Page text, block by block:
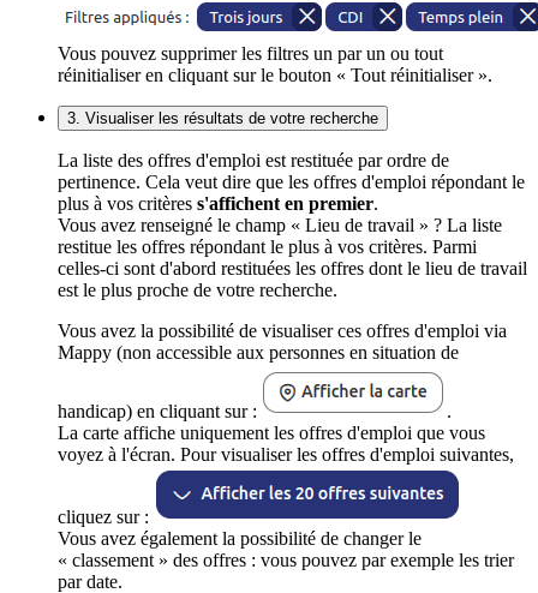
Vous pouvez supprimer les filtres un par un ou tout
réinitialiser en cliquant sur le bouton « Tout réinitialiser ».
3. Visualiser les résultats de votre recherche
La liste des offres d'emploi est restituée par ordre de
pertinence. Cela veut dire que les offres d'emploi répondant le
plus à vos critères s'affichent en premier.
Vous avez renseigné le champ « Lieu de travail » ? La liste
restitue les offres répondant le plus à vos critères. Parmi
celles-ci sont d'abord restituées les offres dont le lieu de travail
est le plus proche de votre recherche.
Vous avez la possibilité de visualiser ces offres d'emploi via
Mappy (non accessible aux personnes en situation de
handicap) en cliquant sur :
.
La carte affiche uniquement les offres d'emploi que vous
voyez à l'écran. Pour visualiser les offres d'emploi suivantes,
cliquez sur :
Vous avez également la possibilité de changer le
« classement » des offres : vous pouvez par exemple les trier
par date.